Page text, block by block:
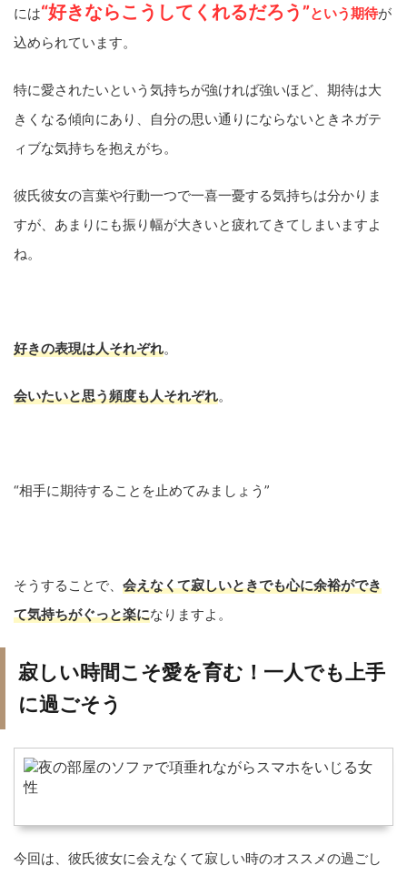
には“好きならこうしてくれるだろう”という期待が
込められています。
特に愛されたいという気持ちが強ければ強いほど、期待は大
きくなる傾向にあり、自分の思い通りにならないときネガテ
ィブな気持ちを抱えがち。
彼氏彼女の言葉や行動一つで一喜一憂する気持ちは分かりま
すが、あまりにも振り幅が大きいと疲れてきてしまいますよ
ね。
好きの表現は人それぞれ。
会いたいと思う頻度も人それぞれ。
“相手に期待することを止めてみましょう”
そうすることで、 会えなくて寂しいときでも心に余裕ができ
て気持ちがぐっと楽になりますよ。
寂しい時間こそ愛を育む！一人でも上手
に過ごそう
今回は、彼氏彼女に会えなくて寂しい時のオススメの過ごし